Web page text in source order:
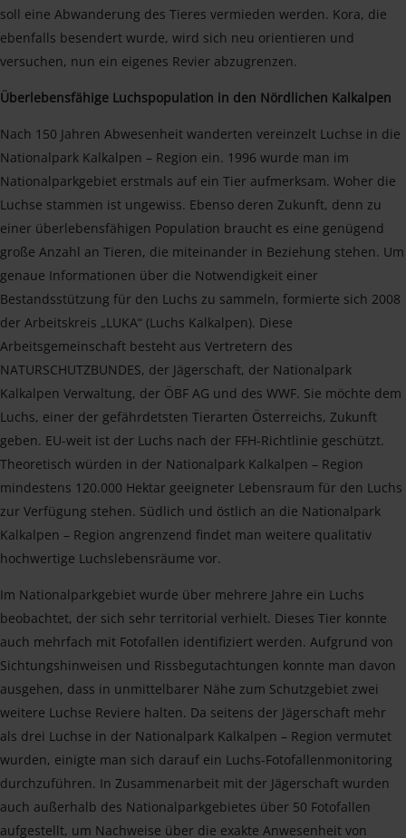
soll eine Abwanderung des Tieres vermieden werden. Kora, die
ebenfalls besendert wurde, wird sich neu orientieren und
versuchen, nun ein eigenes Revier abzugrenzen.
Überlebensfähige Luchspopulation in den Nördlichen Kalkalpen
Nach 150 Jahren Abwesenheit wanderten vereinzelt Luchse in die
Nationalpark Kalkalpen – Region ein. 1996 wurde man im
Nationalparkgebiet erstmals auf ein Tier aufmerksam. Woher die
Luchse stammen ist ungewiss. Ebenso deren Zukunft, denn zu
einer überlebensfähigen Population braucht es eine genügend
große Anzahl an Tieren, die miteinander in Beziehung stehen. Um
genaue Informationen über die Notwendigkeit einer
Bestandsstützung für den Luchs zu sammeln, formierte sich 2008
der Arbeitskreis „LUKA“ (Luchs Kalkalpen). Diese
Arbeitsgemeinschaft besteht aus Vertretern des
NATURSCHUTZBUNDES, der Jägerschaft, der Nationalpark
Kalkalpen Verwaltung, der ÖBF AG und des WWF. Sie möchte dem
Luchs, einer der gefährdetsten Tierarten Österreichs, Zukunft
geben. EU-weit ist der Luchs nach der FFH-Richtlinie geschützt.
Theoretisch würden in der Nationalpark Kalkalpen – Region
mindestens 120.000 Hektar geeigneter Lebensraum für den Luchs
zur Verfügung stehen. Südlich und östlich an die Nationalpark
Kalkalpen – Region angrenzend findet man weitere qualitativ
hochwertige Luchslebensräume vor.
Im Nationalparkgebiet wurde über mehrere Jahre ein Luchs
beobachtet, der sich sehr territorial verhielt. Dieses Tier konnte
auch mehrfach mit Fotofallen identifiziert werden. Aufgrund von
Sichtungshinweisen und Rissbegutachtungen konnte man davon
ausgehen, dass in unmittelbarer Nähe zum Schutzgebiet zwei
weitere Luchse Reviere halten. Da seitens der Jägerschaft mehr
als drei Luchse in der Nationalpark Kalkalpen – Region vermutet
wurden, einigte man sich darauf ein Luchs-Fotofallenmonitoring
durchzuführen. In Zusammenarbeit mit der Jägerschaft wurden
auch außerhalb des Nationalparkgebietes über 50 Fotofallen
aufgestellt, um Nachweise über die exakte Anwesenheit von